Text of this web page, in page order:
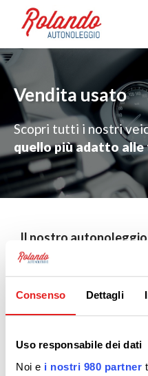
Consenso Dettagli
Uso responsabile dei dati
Noi e i nostri 980 partner
Vendita usato
Scopri tutti i nostri
quello più adatto alle
Il nostro
il proprio parco veicoli,
può essere tuo!
Allestimenti
Autovetture e